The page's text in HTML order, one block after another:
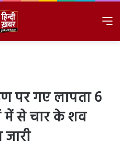
पर गए लापता 6
में से चार के शव